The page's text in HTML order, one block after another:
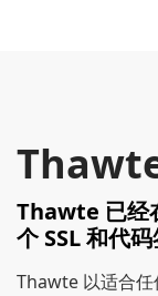
Thawte 已经
个 SSL 和代
Thawte 以适合